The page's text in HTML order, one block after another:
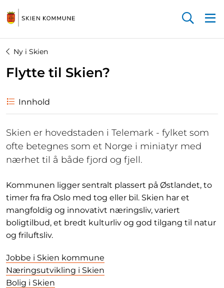
Ny i Skien
Flytte til Skien?
Innhold
Skien er hovedstaden i Telemark - fylket som
ofte betegnes som et Norge i miniatyr med
nærhet til å både fjord og fjell.
Kommunen ligger sentralt plassert på Østlandet, to
timer fra fra Oslo med tog eller bil. Skien har et
mangfoldig og innovativt næringsliv, variert
boligtilbud, et bredt kulturliv og god tilgang til natur
og friluftsliv.
Jobbe i Skien kommune
Næringsutvikling i Skien
Bolig i Skien